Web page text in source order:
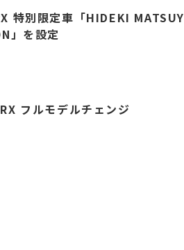
特別限定車「HIDEKI MATSUY
」を設定
フルモデルチェンジ